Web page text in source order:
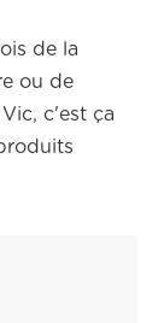
de la
ou de
c'est ça